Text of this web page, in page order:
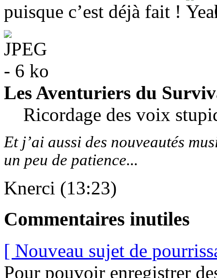
puisque c’est déjà fait !
Les Aventuriers du
Ricordage des voix
Et j’ai aussi des nouveautés
un peu de patience...
Knerci (13:23)
Commentaires inutiles
[ Nouveau sujet de
Pour pouvoir enregistrer